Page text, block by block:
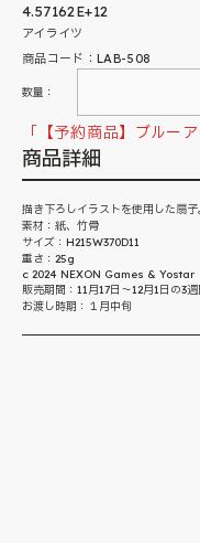
4.57162E+12
アイライツ
商品コード：LAB-508
数量：
「【予約商品】ブルー
商品詳細
描き下ろしイラストを使用した扇子
素材：紙、竹骨
サイズ：H215W370D11
重さ：25g
c 2024 NEXON Games & Yostar
販売期間：11月17日～12月1日の3週
お渡し時期：１月中旬